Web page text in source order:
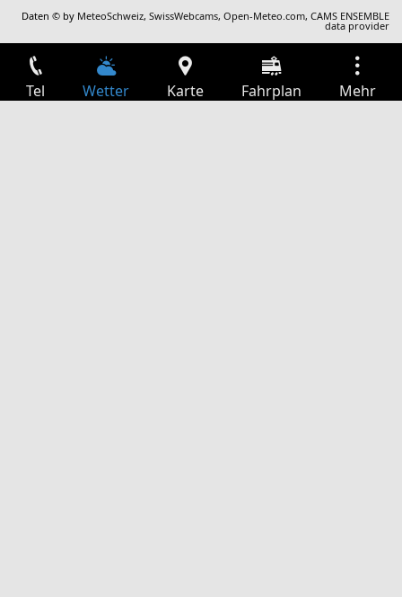
Daten © by MeteoSchweiz,SwissWebcams,Open-Meteo.com,CAMS ENSEMBLE
data provider
Tel Wetter Karte Fahrplan Mehr